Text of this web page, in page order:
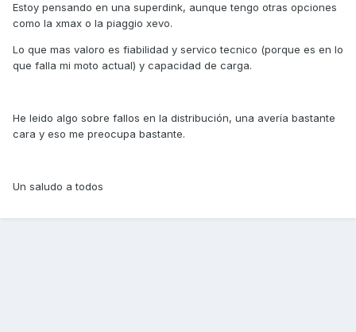
Estoy pensando en una superdink, aunque tengo otras opciones
como la xmax o la piaggio xevo.
Lo que mas valoro es fiabilidad y servico tecnico (porque es en lo
que falla mi moto actual) y capacidad de carga.
He leido algo sobre fallos en la distribución, una avería bastante
cara y eso me preocupa bastante.
Un saludo a todos